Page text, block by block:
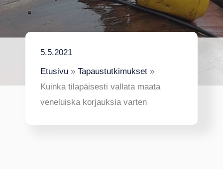
5.5.2021
Etusivu
Tapaustutkimukset
Kuinka tilapäisesti vallata maata
veneluiska korjauksia varten